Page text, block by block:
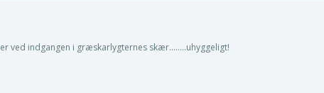
ved indgangen i græskarlygternes skær........uhyggeligt!